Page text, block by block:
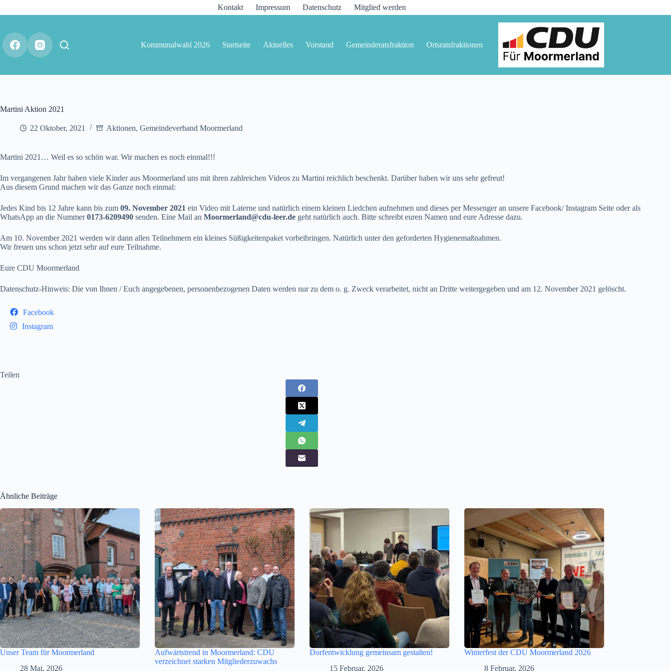
Kontakt Impressum Datenschutz Mitglied werden
Kommunalwahl 2026 Startseite Aktuelles Vorstand Gemeinderatsfraktion Ortsratsfraktionen
Martini Aktion 2021
22 Oktober, 2021 Aktionen, Gemeindeverband Moormerland
Martini 2021… Weil es so schön war. Wir machen es noch einmal!!!
Im vergangenen Jahr haben viele Kinder aus Moormerland uns mit ihren zahlreichen Videos zu Martini reichlich beschenkt. Darüber haben wir uns sehr gefreut!
Aus diesem Grund machen wir das Ganze noch einmal:
Jedes Kind bis 12 Jahre kann bis zum 09. November 2021 ein Video mit Laterne und natürlich einem kleinen Liedchen aufnehmen und dieses per Messenger an unsere Facebook/ Instagram Seite oder als
WhatsApp an die Nummer0173-6209490 senden. Eine Mail an Moormerland@cdu-leer.de geht natürlich auch. Bitte schreibt euren Namen und eure Adresse dazu.
Am 10. November 2021 werden wir dann allen Teilnehmern ein kleines Süßigkeitenpaket vorbeibringen. Natürlich unter den geforderten Hygienemaßnahmen.
Wir freuen uns schon jetzt sehr auf eure Teilnahme.
Eure CDU Moormerland
Datenschutz-Hinweis: Die von Ihnen / Euch angegebenen, personenbezogenen Daten werden nur zu dem o. g. Zweck verarbeitet, nicht an Dritte weitergegeben und am 12. November 2021 gelöscht.
Facebook
Instagram
Teilen
Ähnliche Beiträge
Unser Team für Moormerland
28 Mai, 2026
Aufwärtstrend in Moormerland: CDU
verzeichnet starken Mitgliederzuwachs
Dorfentwicklung gemeinsam gestalten!
15 Februar, 2026
Winterfest der CDU Moormerland 2026
8 Februar, 2026